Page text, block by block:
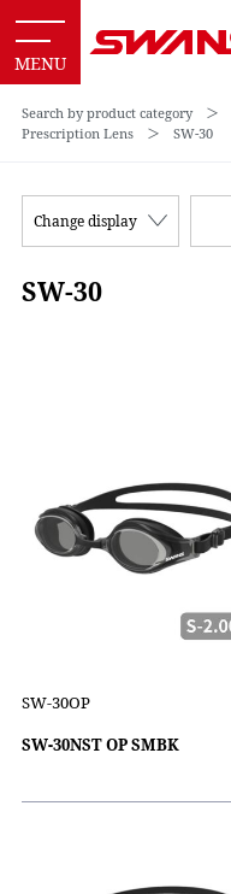
Search by product category ＞
Prescription Lens
＞ SW-30
SW-30
Change display
SW-30OP
SW-30NST OP SMBK